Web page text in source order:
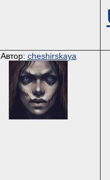
Автор: cheshirskaya